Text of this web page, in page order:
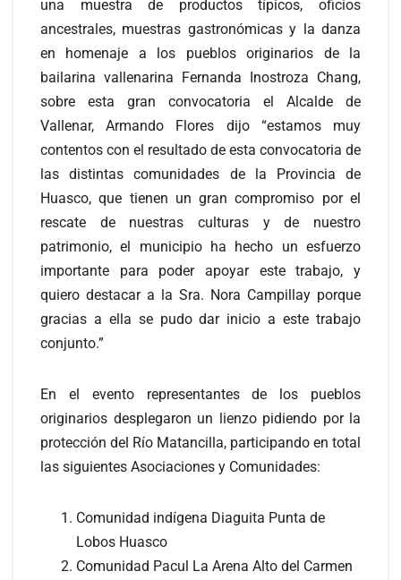
una muestra de productos típicos, oficios
ancestrales, muestras gastronómicas y la danza
en homenaje a los pueblos originarios de la
bailarina vallenarina Fernanda Inostroza Chang,
sobre esta gran convocatoria el Alcalde de
Vallenar, Armando Flores dijo “estamos muy
contentos con el resultado de esta convocatoria de
las distintas comunidades de la Provincia de
Huasco, que tienen un gran compromiso por el
rescate de nuestras culturas y de nuestro
patrimonio, el municipio ha hecho un esfuerzo
importante para poder apoyar este trabajo, y
quiero destacar a la Sra. Nora Campillay porque
gracias a ella se pudo dar inicio a este trabajo
conjunto.”
En el evento representantes de los pueblos
originarios desplegaron un lienzo pidiendo por la
protección del Río Matancilla, participando en total
las siguientes Asociaciones y Comunidades:
Comunidad indígena Diaguita Punta de
Lobos Huasco
Comunidad Pacul La Arena Alto del Carmen